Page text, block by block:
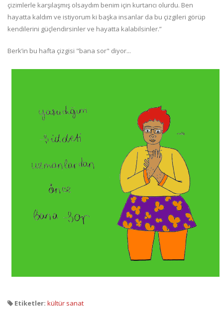
çizimlerle karşılaşmış olsaydım benim için kurtarıcı olurdu. Ben
hayatta kaldım ve istiyorum ki başka insanlar da bu çizgileri görüp
kendilerini güçlendirsinler ve hayatta kalabilsinler.”
Berk’in bu hafta çizgisi "bana sor" diyor...
Etiketler: kültür sanat